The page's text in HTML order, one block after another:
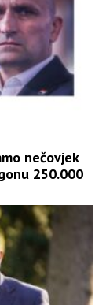
nečovjek
250.000